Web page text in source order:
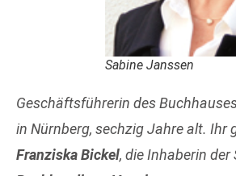
Sabine Janssen
Geschäftsführerin des
in Nürnberg, sechzig Jahre alt. Ihr
Franziska Bickel, die Inhaberin